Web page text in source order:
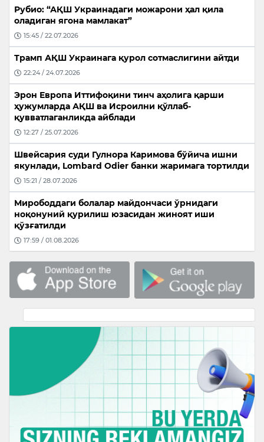
Рубио: “АҚШ Украинадаги можарони ҳал қила
оладиган ягона мамлакат”
15:45 / 22.07.2026
Трамп АҚШ Украинага қурол сотмаслигини айтди
22:24 / 24.07.2026
Эрон Европа Иттифоқини тинч аҳолига қарши
ҳужумларда АҚШ ва Исроилни қўллаб-
қувватлаганликда айблади
12:27 / 25.07.2026
Швейсария суди Гулнора Каримова бўйича ишни
якунлади, Lombard Odier банки жаримага тортилди
15:21 / 28.07.2026
Мирободдаги болалар майдончаси ўрнидаги
ноқонуний қурилиш юзасидан жиноят иши
қўзғатилди
17:59 / 01.08.2026